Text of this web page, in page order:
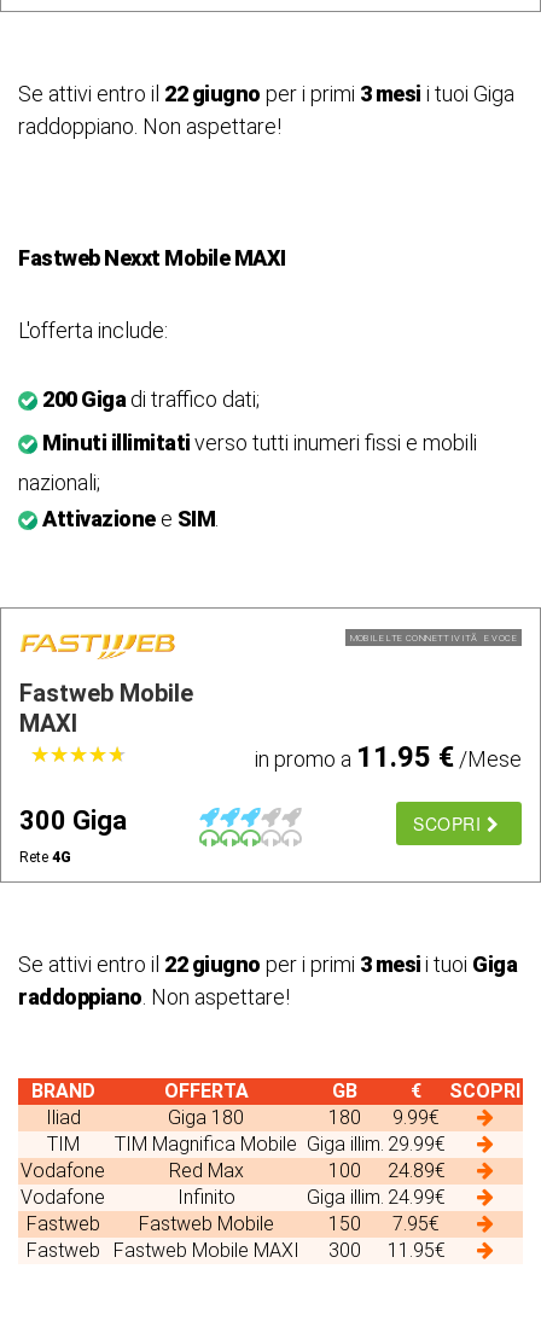
Se attivi entro il 22 giugno per i primi 3 mesi i tuoi Giga
raddoppiano. Non aspettare!
Fastweb Nexxt Mobile MAXI
L'offerta include:
200 Giga di traffico dati;
Minuti illimitativerso tutti inumeri fissi e mobili
nazionali;
Attivazionee SIM
MOBILE LTE CONNETTIVITÃ E VOCE
Fastweb Mobile
MAXI
★★★★★
★★★★★ in promo a 11.95 €/Mese
300 Giga
Rete 4G
SCOPRI
Se attivi entro il 22 giugno per i primi 3 mesii tuoi Giga
raddoppiano . Non aspettare!
BRAND OFFERTA GB €
SCOPRI
Iliad
Giga 180 180
9.99€
TIM
TIM Magnifica Mobile Giga illim. 29.99€
Vodafone
Red Max 100
24.89€
Vodafone
Infinito Giga illim. 24.99€
Fastweb
Fastweb Mobile 150
7.95€
Fastweb
Fastweb Mobile MAXI 300 11.95€